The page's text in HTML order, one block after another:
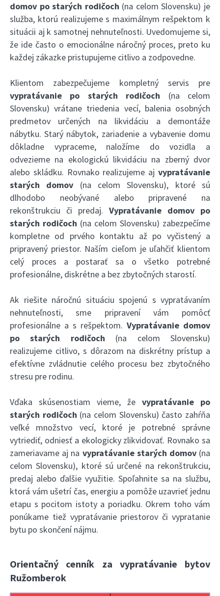
domov po starých rodičoch (na celom Slovensku) je
služba, ktorú realizujeme s maximálnym rešpektom k
situácii aj k samotnej nehnuteľnosti. Uvedomujeme si,
že ide často o emocionálne náročný proces, preto ku
každej zákazke pristupujeme citlivo a zodpovedne.
Klientom zabezpečujeme kompletný servis pre
vypratávanie po starých rodičoch (na celom
Slovensku) vrátane triedenia vecí, balenia osobných
predmetov určených na likvidáciu a demontáže
nábytku. Starý nábytok, zariadenie a vybavenie domu
dôkladne vypraceme, naložíme do vozidla a
odvezieme na ekologickú likvidáciu na zberný dvor
alebo skládku. Rovnako realizujeme aj vypratávanie
starých domov (na celom Slovensku), ktoré sú
dlhodobo neobývané alebo pripravené na
rekonštrukciu či predaj. Vypratávanie domov po
starých rodičoch (na celom Slovensku) zabezpečíme
kompletne od prvého kontaktu až po vyčistený a
pripravený priestor. Naším cieľom je uľahčiť klientom
celý proces a postarať sa o všetko potrebné
profesionálne, diskrétne a bez zbytočných starostí.
Ak riešite náročnú situáciu spojenú s vypratávaním
nehnuteľnosti, sme pripravení vám pomôcť
profesionálne a s rešpektom. Vypratávanie domov
po starých rodičoch (na celom Slovensku)
realizujeme citlivo, s dôrazom na diskrétny prístup a
efektívne zvládnutie celého procesu bez zbytočného
stresu pre rodinu.
Vďaka skúsenostiam vieme, že vypratávanie po
starých rodičoch (na celom Slovensku) často zahŕňa
veľké množstvo vecí, ktoré je potrebné správne
vytriediť, odniesť a ekologicky zlikvidovať. Rovnako sa
zameriavame aj na vypratávanie starých domov(na
celom Slovensku), ktoré sú určené na rekonštrukciu,
predaj alebo ďalšie využitie. Spoľahnite sa na službu,
ktorá vám ušetrí čas, energiu a pomôže uzavrieť jednu
etapu s pocitom istoty a poriadku. Okrem toho vám
ponúkame tiež vypratávanie priestorov či vypratanie
bytu po skončení nájmu.
Orientačný cenník za vypratávanie bytov
Ružomberok